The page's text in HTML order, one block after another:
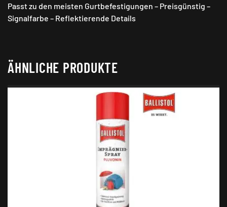
Passt zu den meisten Gurtbefestigungen – Preisgünstig –
Signalfarbe – Reflektierende Details
ÄHNLICHE PRODUKTE